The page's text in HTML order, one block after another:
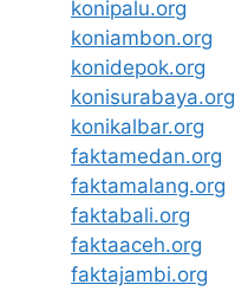
konipalu.org
koniambon.org
konidepok.org
konisurabaya.org
konikalbar.org
faktamedan.org
faktamalang.org
faktabali.org
faktaaceh.org
faktajambi.org